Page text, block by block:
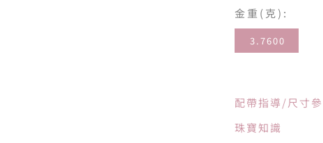
金重(克):
3.7600
配帶指導/尺寸
珠寶知識